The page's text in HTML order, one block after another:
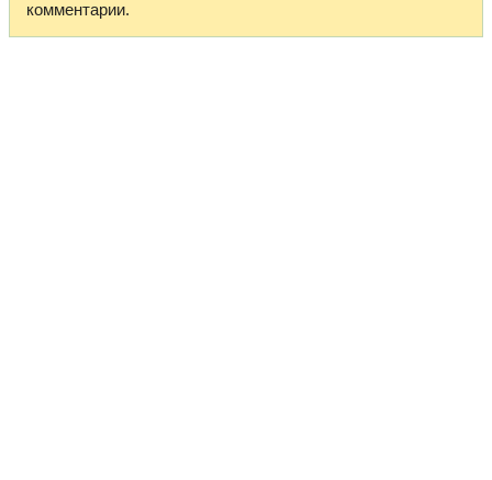
комментарии.